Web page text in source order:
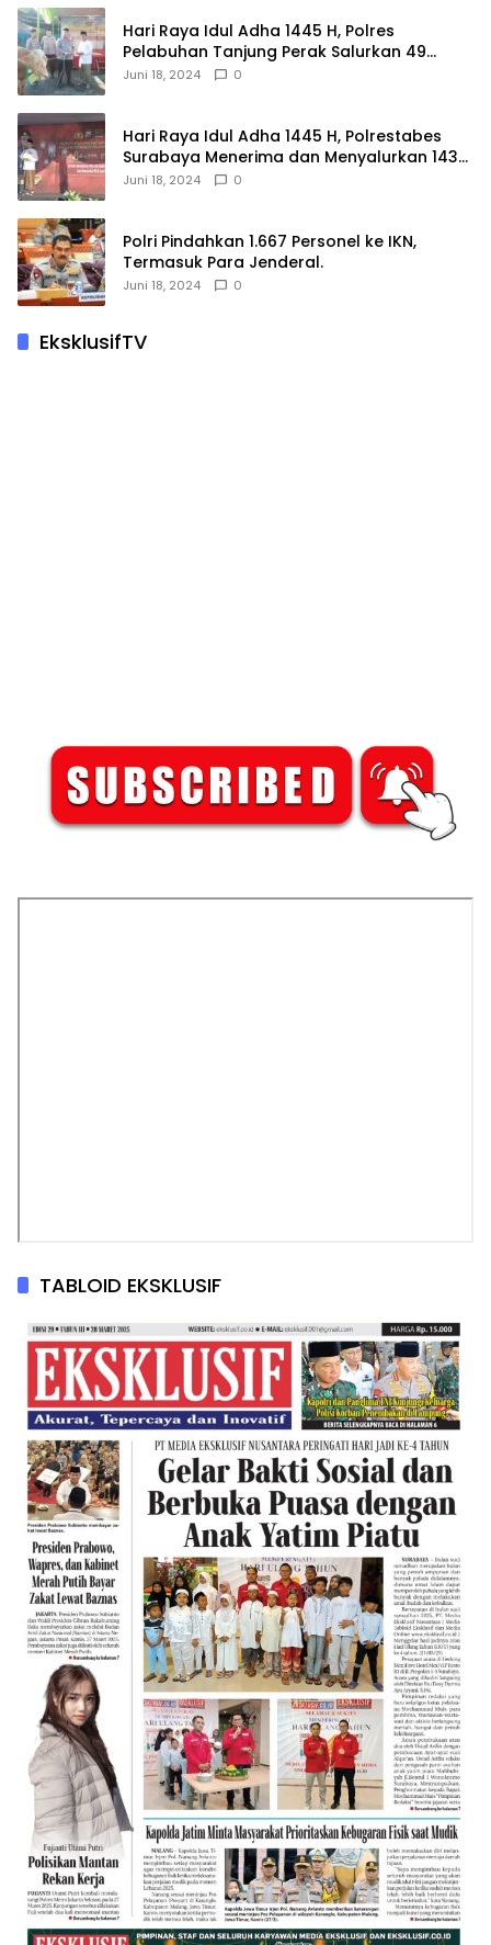
Hari Raya Idul Adha 1445 H, Polres
Pelabuhan Tanjung Perak Salurkan 49
Hewan Korban.
Juni 18, 2024 0
Hari Raya Idul Adha 1445 H, Polrestabes
Surabaya Menerima dan Menyalurkan 143
Hewan Kurban
Juni 18, 2024 0
Polri Pindahkan 1.667 Personel ke IKN,
Termasuk Para Jenderal.
Juni 18, 2024 0
EksklusifTV
TABLOID EKSKLUSIF